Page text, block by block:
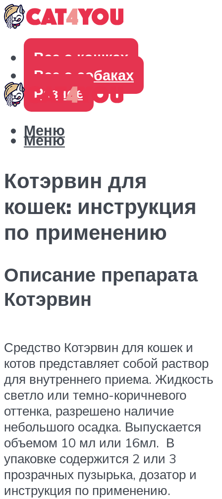
Все о кошках
Все о собаках
Разное
Меню
Меню
Котэрвин для
кошек: инструкция
по применению
Описание препарата
Котэрвин
Средство Котэрвин для кошек и
котов представляет собой раствор
для внутреннего приема. Жидкость
светло или темно-коричневого
оттенка, разрешено наличие
небольшого осадка. Выпускается
объемом 10 мл или 16мл. В
упаковке содержится 2 или 3
прозрачных пузырька, дозатор и
инструкция по применению.